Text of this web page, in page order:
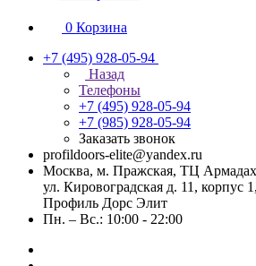
0 Корзина
+7 (495) 928-05-94
Назад
Телефоны
+7 (495) 928-05-94
+7 (985) 928-05-94
Заказать звонок
profildoors-elite@yandex.ru
Москва, м. Пражская, ТЦ
ул. Кировоградская д. 11, корпус
Профиль Дорс Элит
Пн. – Вс.: 10:00 - 22:00